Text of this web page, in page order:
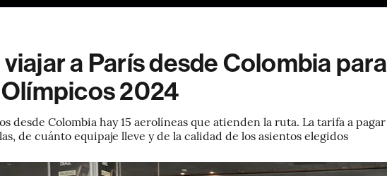
a París desde Colombia para
2024
desde Colombia hay 15 aerolíneas que atienden la ruta. La tarifa a pagar
de cuánto equipaje lleve y de la calidad de los asientos elegidos